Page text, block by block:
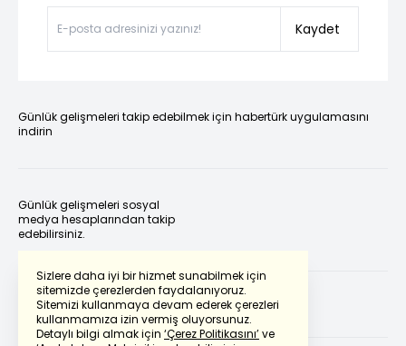
Sizlere daha iyi bir hizmet sunabilmek için
sitemizde çerezlerden faydalanıyoruz.
Sitemizi kullanmaya devam ederek çerezleri
kullanmamıza izin vermiş oluyorsunuz.
Detaylı bilgi almak için ‘Çerez Politikasını’ve
Kaydet
Günlük gelişmeleri takip edebilmek için habertürk uygulamasını
indirin
Günlük gelişmeleri sosyal
medya hesaplarından takip
edebilirsiniz.